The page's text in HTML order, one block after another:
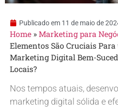
Publicado em 11 de maio de
Home »Marketing para
Elementos São Cruciais
Marketing Digital Bem-
Locais?
Nos tempos atuais,
marketing digital sólida e